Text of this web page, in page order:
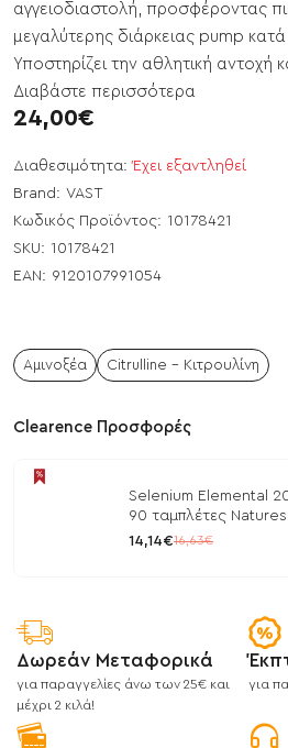
Διαθεσιμότητα: Έχει εξαντληθεί
Brand: VAST
Κωδικός Προϊόντος: 10178421
SKU: 10178421
EAN: 9120107991054
24,00€
αγγειοδιαστολή, προσφέροντας
μεγαλύτερης διάρκειας pump
Υποστηρίζει την αθλητική αντοχή
Διαβάστε περισσότερα
Αμινοξέα Citrulline - Κιτρουλίνη
Clearence Προσφορές
Selenium Elemental
90 ταμπλέτες
/ Μέταλλα
14,14€16,63€
Δωρεάν Μεταφορικά
για παραγγελίες άνω των 25€ και
μέχρι 2 κιλά!
για